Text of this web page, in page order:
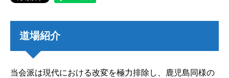
道場紹介
当会派は現代における改変を極力排除し、鹿児島同様の